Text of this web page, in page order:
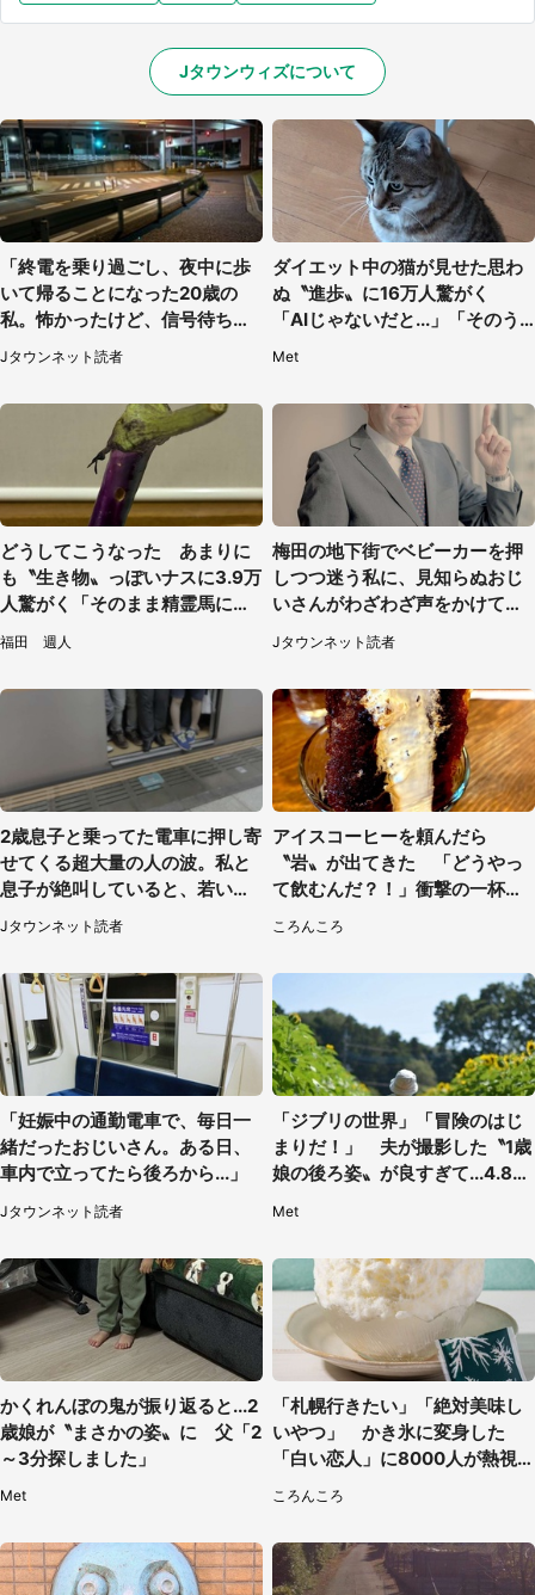
Jタウンウィズについて
「終電を乗り過ごし、夜中に歩
いて帰ることになった20歳の
私。怖かったけど、信号待ちの
車に道を尋ねたら...」（埼玉
県・60代女性）
Jタウンネット読者
ダイエット中の猫が見せた思わ
ぬ〝進歩〟に16万人驚がく
「AIじゃないだと...」「そのう
Met
どうしてこうなった あまりに
も〝生き物〟っぽいナスに3.9万
人驚がく「そのまま精霊馬に使
えそう」
福田 週人
梅田の地下街でベビーカーを押
しつつ迷う私に、見知らぬおじ
いさんがわざわざ声をかけてき
て（兵庫県・30代女性）
Jタウンネット読者
2歳息子と乗ってた電車に押し寄
せてくる超大量の人の波。私と
息子が絶叫していると、若いカ
ップルの乗客が...（東京都・60
代女性）
Jタウンネット読者
アイスコーヒーを頼んだら
〝岩〟が出てきた 「どうやっ
て飲むんだ？！」衝撃の一杯が
ころんころ
「妊娠中の通勤電車で、毎日一
緒だったおじいさん。ある日、
車内で立ってたら後ろから...」
Jタウンネット読者
「ジブリの世界」「冒険のはじ
まりだ！」 夫が撮影した〝1歳
娘の後ろ姿〟が良すぎて...4.8万
Met
かくれんぼの鬼が振り返ると...2
歳娘が〝まさかの姿〟に 父「2
～3分探しました」
Met
「札幌行きたい」「絶対美味し
いやつ」 かき氷に変身した
「白い恋人」に8000人が熱視
ころんころ